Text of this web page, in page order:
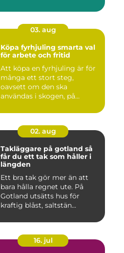
03. aug
Köpa fyrhjuling smarta val
för arbete och fritid
Att köpa en fyrhjuling är för
många ett stort steg,
oavsett om den ska
användas i skogen, på
02. aug
Takläggare på gotland så
får du ett tak som håller i
längden
Ett bra tak gör mer än att
bara hålla regnet ute. På
Gotland utsätts hus för
kraftig blåst, saltstän...
16. jul